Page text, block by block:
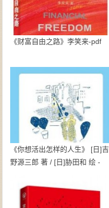
《财富自由之路》李笑来-pdf
《你想活出怎样的人生》 [日]吉
野源三郎 著 / [日]胁田和 绘 -